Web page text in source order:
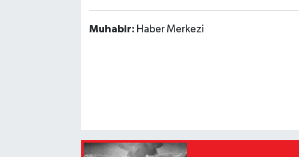
Muhabir: Haber Merkezi